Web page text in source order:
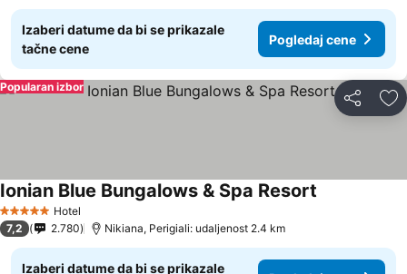
Izaberi datume da bi se prikazale
tačne cene
Pogledaj cene
Deli
Popularan izbor
5 ZvezdiceHotel
Ionian Blue Bungalows & Spa Resort
7,2 2.780 Nikiana, Perigiali: udaljenost 2.4 km
Izaberi datume da bi se prikazale